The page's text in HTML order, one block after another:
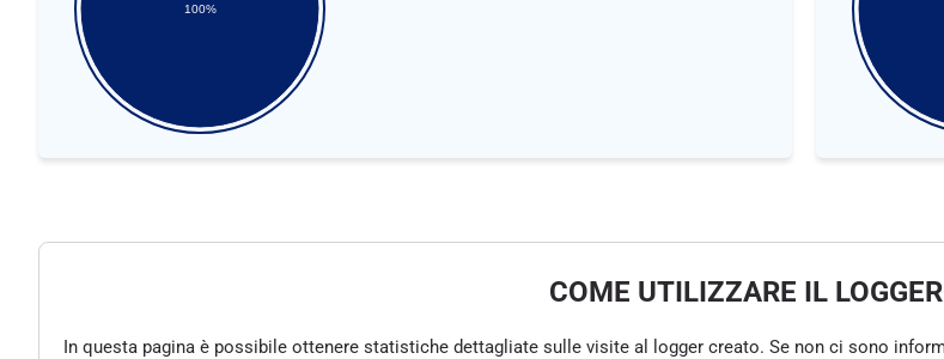
100%
COME UTILIZZARE IL
In questa pagina è possibile ottenere statistiche dettagliate sulle visite al logger creato. Se non ci sono